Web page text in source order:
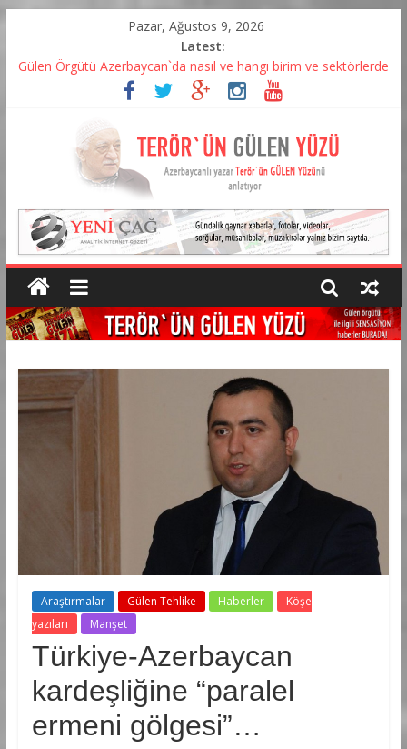
Pazar, Ağustos 9, 2026
Latest:
Gülen Örgütü Azerbaycan`da nasıl ve hangı birim ve sektörlerde
yapılandı? – VİDEO
Özgürüz yoksa küresel sermaye`nin esiri mi? – Agil Alesger
“Sessiz İşgal – Azerbaycan’da Fetö Örgütlenmesi” – KİTAP
Gülen neden yıllar sonra Tahşiye`yi hatırladı? – Agil Alesger
Gulen Erdoğancıları Azerbaycan`dan deport etdiriyor
Araştırmalar Gülen Tehlike Haberler
Köşe
yazıları
Manşet
Türkiye-Azerbaycan
kardeşliğine “paralel
ermeni gölgesi”…